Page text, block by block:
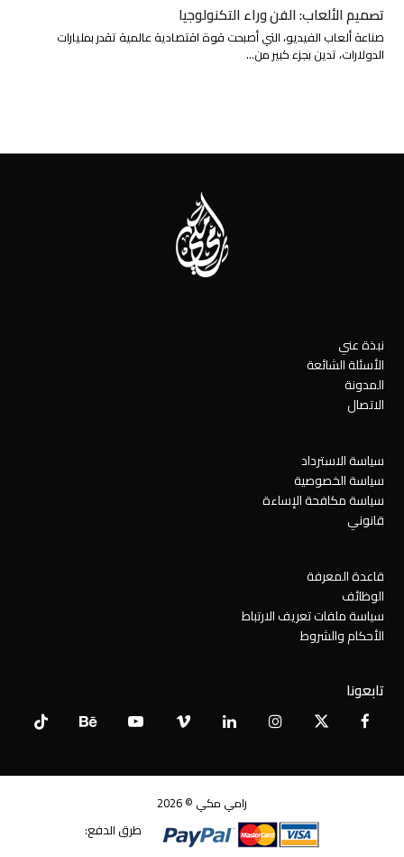
تصميم الألعاب: الفن وراء التكنولوجيا
صناعة ألعاب الفيديو، التي أصبحت قوة اقتصادية عالمية تقدر بمليارات
الدولارات، تدين بجزء كبير من…
نبذة عني
الأسئلة الشائعة
المدونة
الاتصال
سياسة الاسترداد
سياسة الخصوصية
سياسة مكافحة الإساءة
قانوني
قاعدة المعرفة
الوظائف
سياسة ملفات تعريف الارتباط
الأحكام والشروط
تابعونا
Facebook
X
Instagram
LinkedIn
Vimeo
YouTube
Behance
Tiktok
رامي مكي © 2026
طرق الدفع: